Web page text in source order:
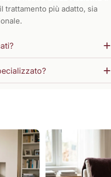
trattamento più adatto, sia